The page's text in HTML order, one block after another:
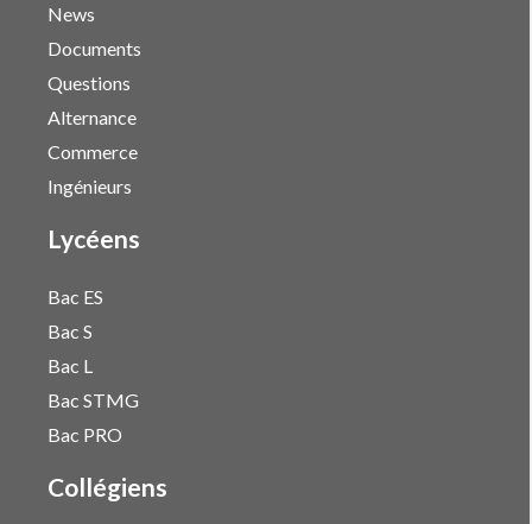
News
Documents
Questions
Alternance
Commerce
Ingénieurs
Lycéens
Bac ES
Bac S
Bac L
Bac STMG
Bac PRO
Collégiens